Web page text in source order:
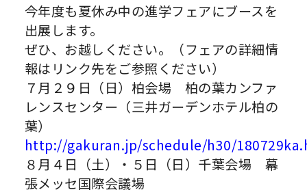
今年度も夏休み中の進学フェアにブースを
出展します。
ぜひ、お越しください。（フェアの詳細情
報はリンク先をご参照ください）
７月２９日（日）柏会場 柏の葉カンファ
レンスセンター（三井ガーデンホテル柏の
葉）
http://gakuran.jp/schedule/h30/
８月４日（土）・５日（日）千葉会場 幕
張メッセ国際会議場